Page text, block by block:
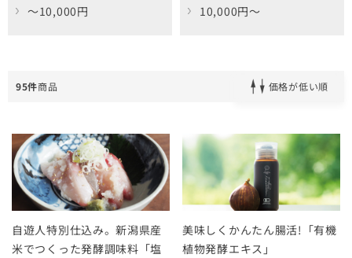
～10,000円 10,000円～
95件商品 価格が低い順
自遊人特別仕込み。新潟県産
米でつくった発酵調味料「塩
美味しくかんたん腸活!「有機
植物発酵エキス」